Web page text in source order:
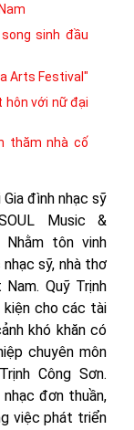
sinh đầu
Arts Festival"
hôn với nữ đại
thăm nhà cố
đình nhạc sỹ
Music &
Nhằm tôn vinh
sỹ, nhà thơ
Quỹ Trịnh
kiện cho các tài
khó khăn có
chuyên môn
Công Sơn.
đơn thuần,
việc phát triển